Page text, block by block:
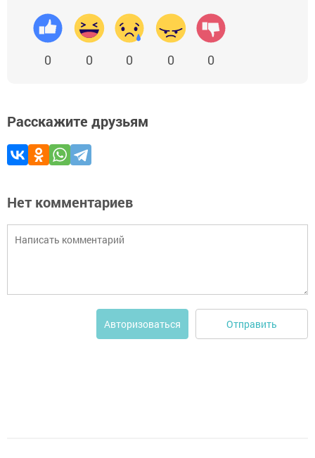
0 0 0 0 0
Расскажите друзьям
Нет комментариев
Авторизоваться Отправить